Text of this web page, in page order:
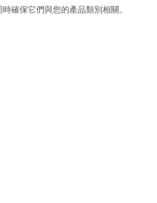
確保它們與您的產品類別相關。